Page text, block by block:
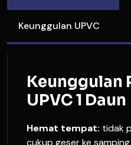
Keunggulan UPVC
Keunggulan
UPVC 1 Daun
Hemat tempat: tidak
cukup geser ke